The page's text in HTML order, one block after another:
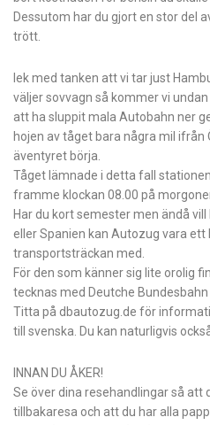
Dessutom har du gjort en stor del
trött.
lek med tanken att vi tar just
väljer sovvagn så kommer vi
att ha sluppit mala Autobahn ner
hojen av tåget bara några mil ifrån
äventyret börja.
Tåget lämnade i detta fall
framme klockan 08.00 på
Har du kort semester men ändå
eller Spanien kan Autozug vara
transportsträckan med.
För den som känner sig lite orolig
tecknas med Deutche
Titta på dbautozug.de för
till svenska. Du kan naturligvis
INNAN DU ÅKER!
Se över dina resehandlingar så att
tillbakaresa och att du har alla